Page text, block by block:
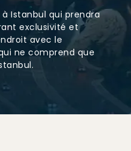
Istanbul qui prendra
exclusivité et
avec le
ne comprend que